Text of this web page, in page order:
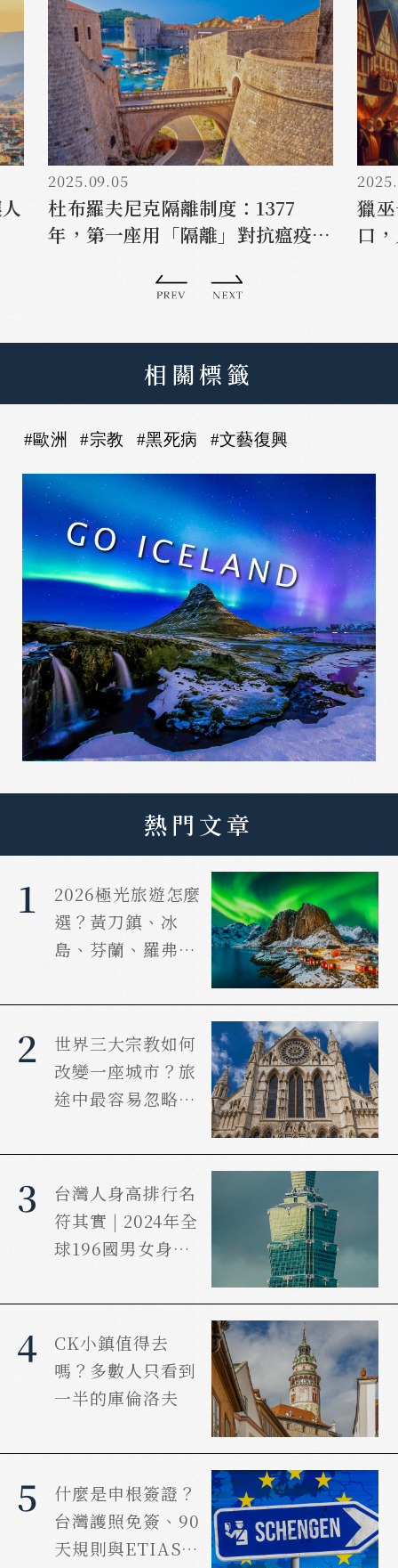
2025.09.05
杜布羅夫尼克隔離制度：1377
年，第一座用「隔離」對抗瘟疫的
獵
口
相關標籤
#歐洲 #宗教 #黑死病 #文藝復興
熱門文章
1
2026極光旅遊怎麼
選？黃刀鎮、冰
島、芬蘭、羅弗敦
2
世界三大宗教如何
改變一座城市？旅
途中最容易忽略的
3
台灣人身高排行名
符其實 | 2024年全
球196國男女身高
4
CK小鎮值得去
嗎？多數人只看到
一半的庫倫洛夫
5
什麼是申根簽證？
台灣護照免簽、90
天規則與ETIAS一